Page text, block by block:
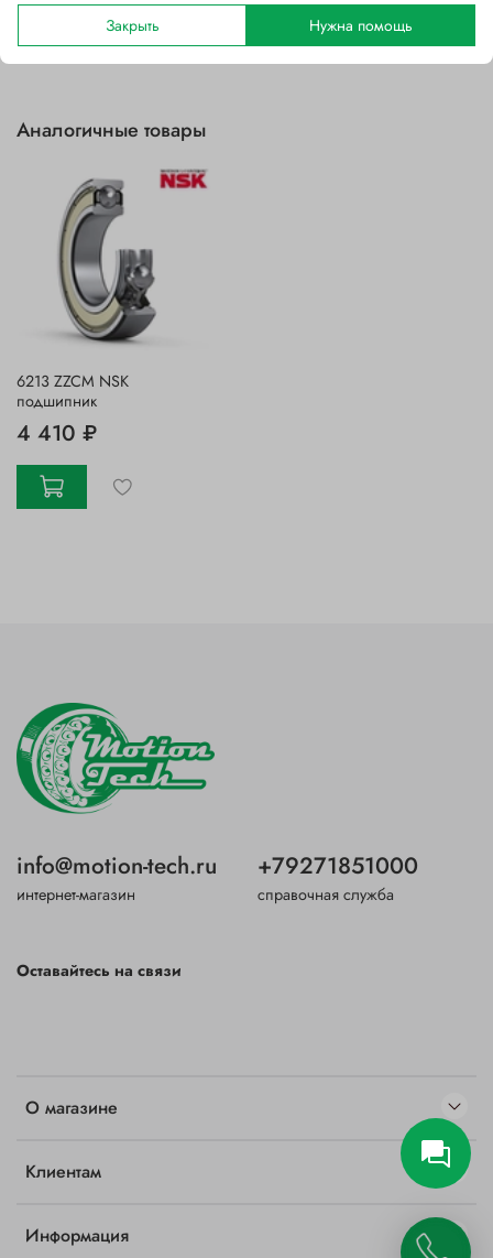
Аналогичные товары
6213 ZZCM NSK
подшипник
4 410 ₽
О магазине
Клиентам
Информация
info@motion-tech.ru
интернет-магазин
+79271851000
справочная служба
Оставайтесь на связи
Закрыть Нужна помощь